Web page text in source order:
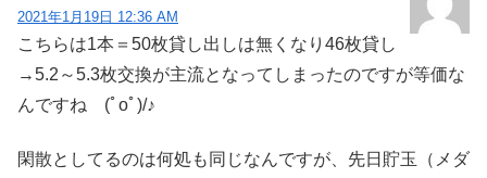
2021年1月19日 12:36 AM
こちらは1本＝50枚貸し出しは無くなり46枚貸し
→5.2～5.3枚交換が主流となってしまったのですが等価な
んですね (ﾟoﾟ)/♪
閑散としてるのは何処も同じなんですが、先日貯玉（メダ